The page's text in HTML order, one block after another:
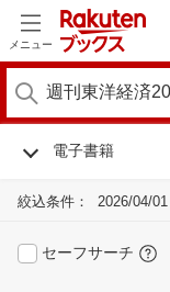
メニュー
電子書籍
絞込条件： 2026/04/
セーフサーチ